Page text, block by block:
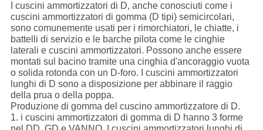
I cuscini ammortizzatori di D, anche conosciuti come i
cuscini ammortizzatori di gomma (D tipi) semicircolari,
sono comunemente usati per i rimorchiatori, le chiatte, i
battelli di servizio e le barche pilota come le cinghie
laterali e cuscini ammortizzatori. Possono anche essere
montati sul bacino tramite una cinghia d'ancoraggio vuota
o solida rotonda con un D-foro. I cuscini ammortizzatori
lunghi di D sono a disposizione per abbinare il raggio
della prua o della poppa.
Produzione di gomma del cuscino ammortizzatore di D.
1. i cuscini ammortizzatori di gomma di D hanno 3 forme